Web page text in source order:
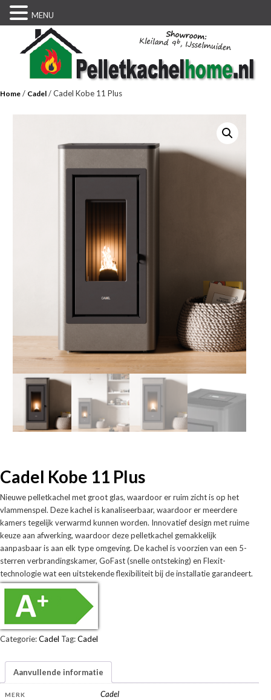
Home / Cadel / Cadel Kobe 11 Plus
Cadel Kobe 11 Plus
Nieuwe pelletkachel met groot glas, waardoor er ruim zicht is op het
vlammenspel. Deze kachel is kanaliseerbaar, waardoor er meerdere
kamers tegelijk verwarmd kunnen worden. Innovatief design met ruime
keuze aan afwerking, waardoor deze pelletkachel gemakkelijk
aanpasbaar is aan elk type omgeving. De kachel is voorzien van een 5-
sterren verbrandingskamer, GoFast (snelle ontsteking) en Flexit-
technologie wat een uitstekende flexibiliteit bij de installatie garandeert.
Categorie:Cadel Tag:Cadel
Aanvullende informatie
MERK Cadel
MENU